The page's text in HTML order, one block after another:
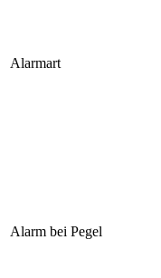
Alarmart
Alarm bei Pegel